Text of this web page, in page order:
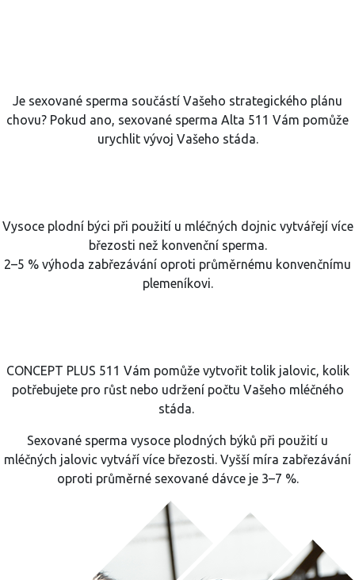
Je sexované sperma součástí Vašeho strategického plánu
chovu? Pokud ano, sexované sperma Alta 511 Vám pomůže
urychlit vývoj Vašeho stáda.
Vysoce plodní býci při použití u mléčných dojnic vytvářejí více
březosti než konvenční sperma.
2–5 % výhoda zabřezávání oproti průměrnému konvenčnímu
plemeníkovi.
CONCEPT PLUS 511 Vám pomůže vytvořit tolik jalovic, kolik
potřebujete pro růst nebo udržení počtu Vašeho mléčného
stáda.
Sexované sperma vysoce plodných býků při použití u
mléčných jalovic vytváří více březosti. Vyšší míra zabřezávání
oproti průměrné sexované dávce je 3–7 %.